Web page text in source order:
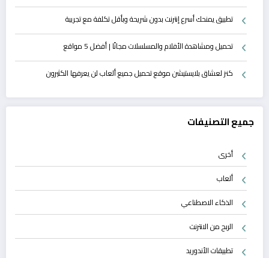
تطبيق يمنحك أسرع إنترنت بدون شريحة وبأقل تكلفة مع تجريبة
تحميل ومشاهدة الأفلام والمسلسلات مجانًا | أفضل 5 مواقع
كنز لعشاق بلايستيشن موقع تحميل جميع ألعاب لن يعرفها الكثيرون
جميع التصنيفات
أخرى
ألعاب
الذكاء الاصطناعي
الربح من الانترنت
تطبيقات الأندوريد